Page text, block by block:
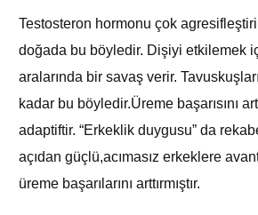
Testosteron hormonu çok
doğada bu böyledir. Dişiyi etkilemek
aralarında bir savaş verir.
kadar bu böyledir.Üreme başarısını
adaptiftir. “Erkeklik duygusu” da
açıdan güçlü,acımasız erkeklere
üreme başarılarını arttırmıştır.